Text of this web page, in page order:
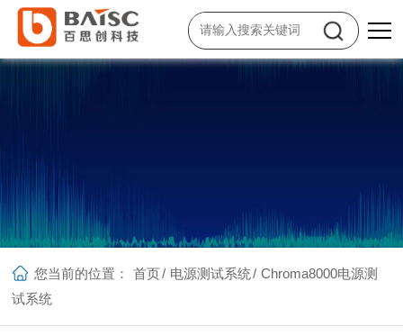
您当前的位置： 首页/ 电源测试系统/ Chroma8000电源测
试系统